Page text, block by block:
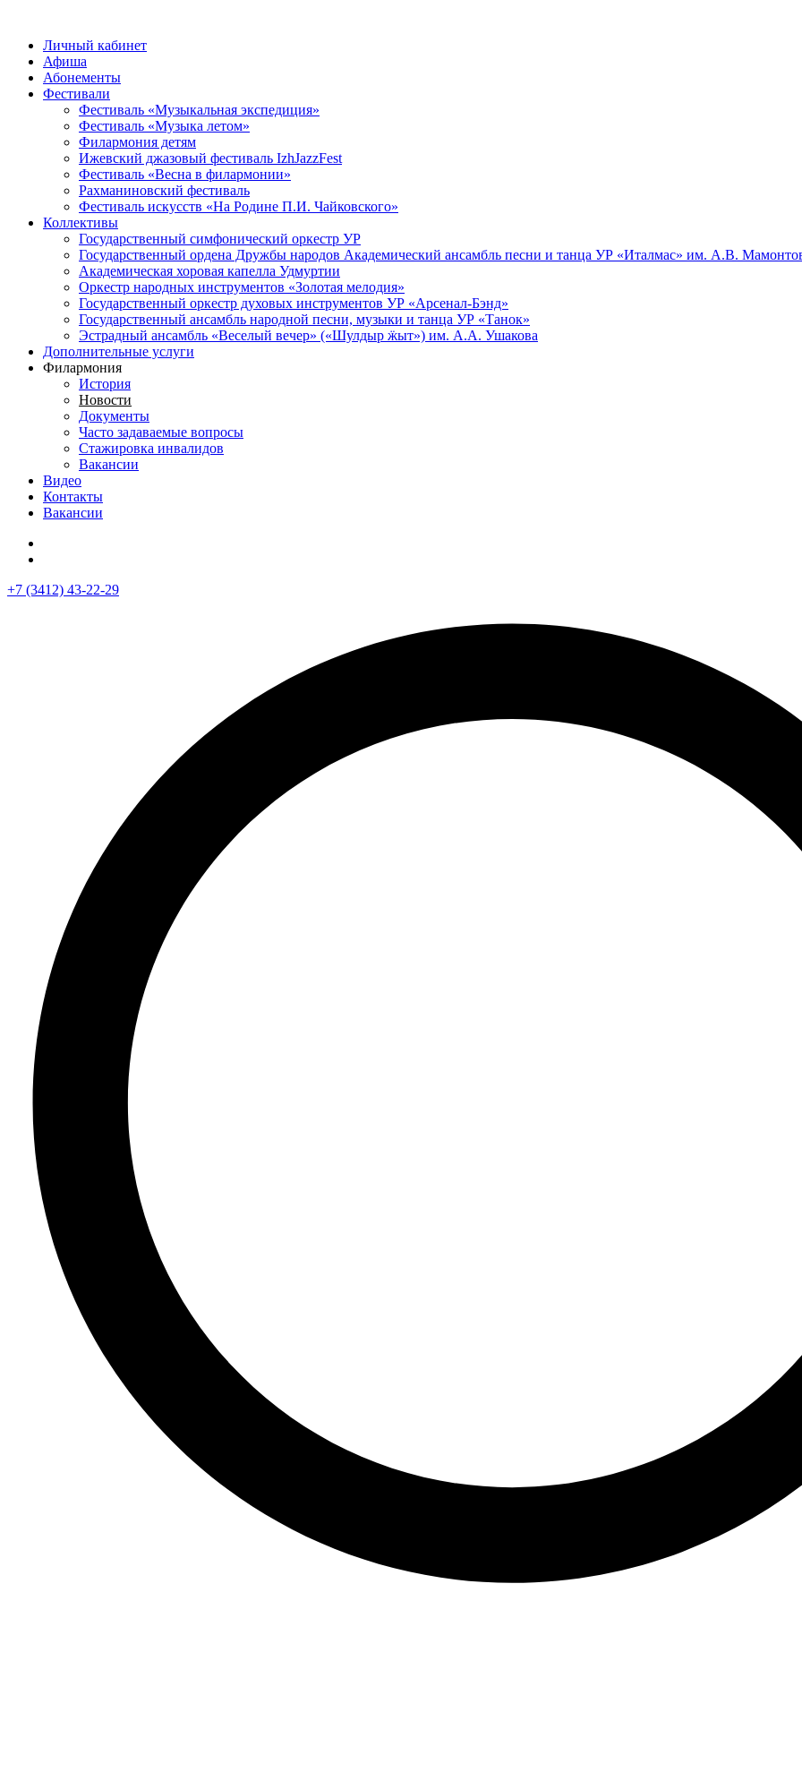
Личный кабинет
Афиша
Абонементы
Фестивали
Фестиваль «Музыкальная экспедиция»
Фестиваль «Музыка летом»
Филармония детям
Ижевский джазовый фестиваль IzhJazzFest
Фестиваль «Весна в филармонии»
Рахманиновский фестиваль
Фестиваль искусств «На Родине П.И. Чайковского»
Коллективы
Государственный симфонический оркестр УР
Государственный ордена Дружбы народов Академический ансамбль песни и танца УР «Италмас» им. А.В.
Академическая хоровая капелла Удмуртии
Оркестр народных инструментов «Золотая мелодия»
Государственный оркестр духовых инструментов УР «Арсенал-Бэнд»
Государственный ансамбль народной песни, музыки и танца УР «Танок»
Эстрадный ансамбль «Веселый вечер» («Шулдыр ӝыт») им. А.А. Ушакова
Дополнительные услуги
Филармония
История
Новости
Документы
Часто задаваемые вопросы
Стажировка инвалидов
Вакансии
Видео
Контакты
Вакансии
+7 (3412) 43-22-29